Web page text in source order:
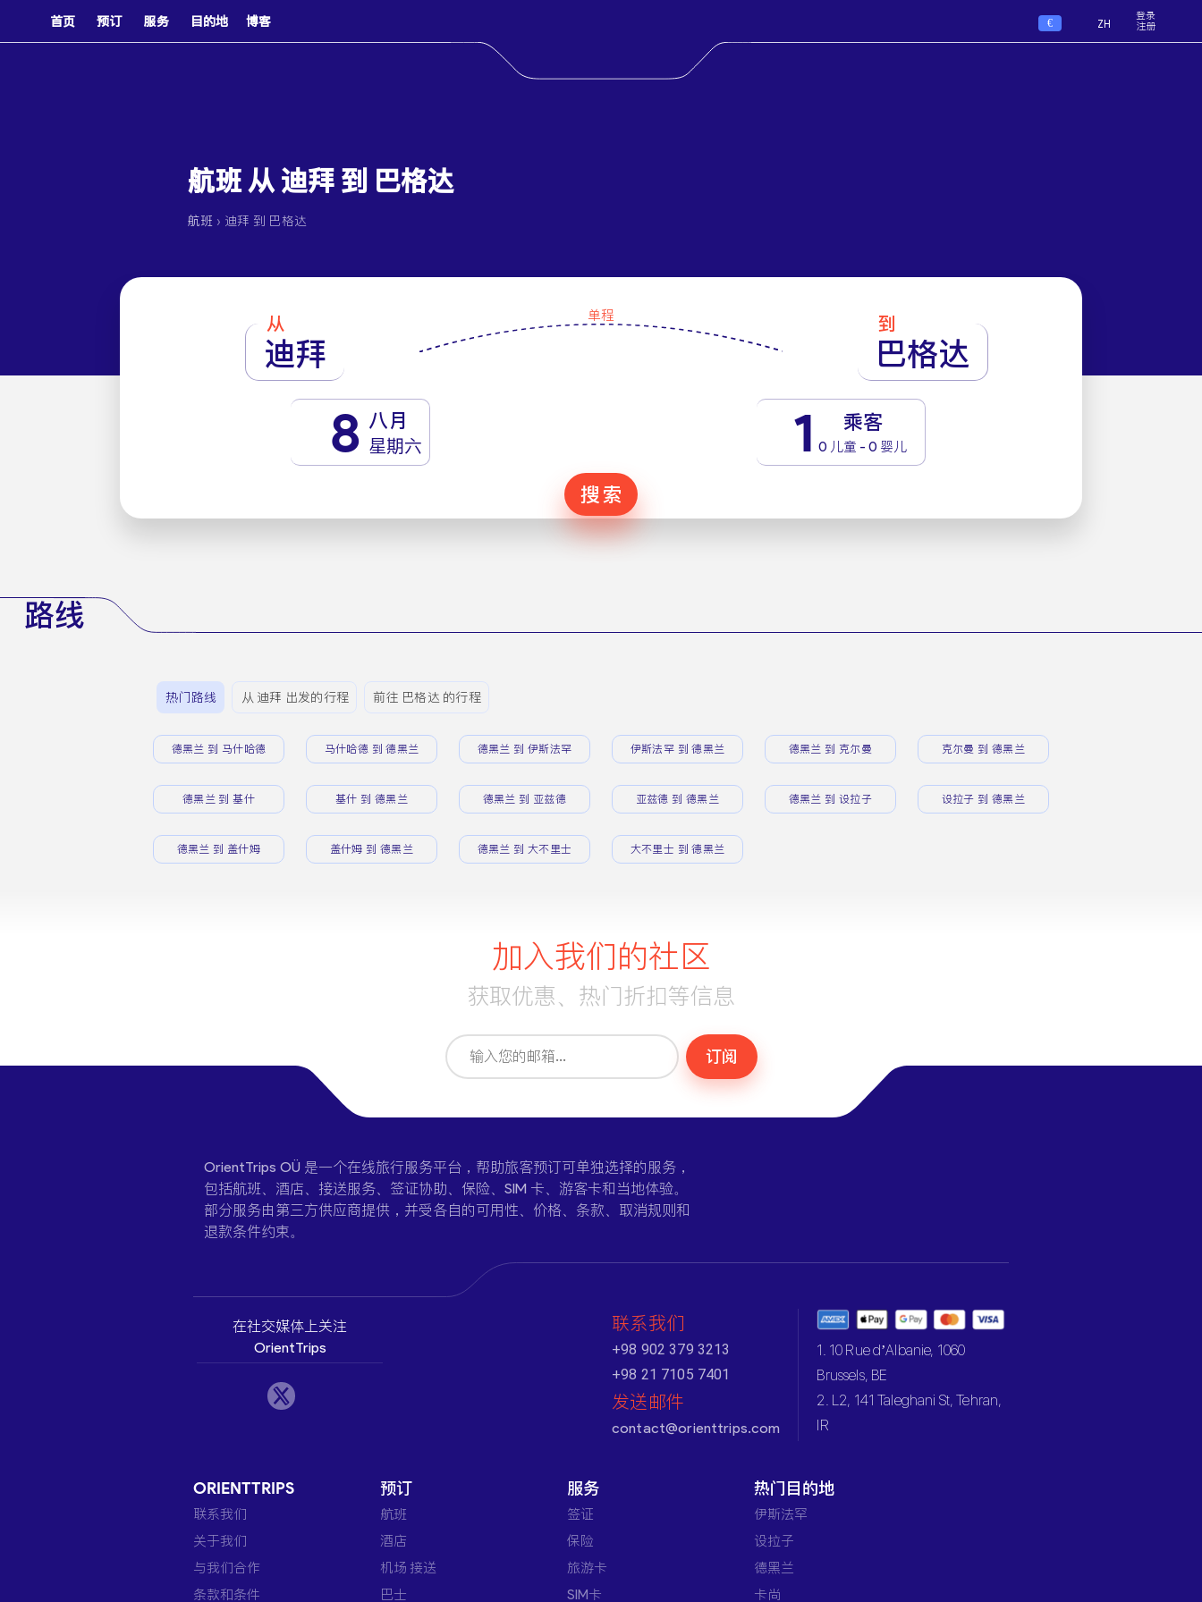
首页 预订 服务 目的地 博客 € ZH
登录
注册
航班 从 迪拜 到 巴格达
航班 › 迪拜 到 巴格达
从
迪拜
单程 到
巴格达
8 八月
星期六 1 乘客
0 儿童 - 0 婴儿
搜索
路线
热门路线 从 迪拜 出发的行程 前往 巴格达 的行程
德黑兰 到 马什哈德 马什哈德 到 德黑兰 德黑兰 到 伊斯法罕 伊斯法罕 到 德黑兰 德黑兰 到 克尔曼 克尔曼 到 德黑兰
德黑兰 到 基什 基什 到 德黑兰 德黑兰 到 亚兹德 亚兹德 到 德黑兰 德黑兰 到 设拉子 设拉子 到 德黑兰
德黑兰 到 盖什姆 盖什姆 到 德黑兰 德黑兰 到 大不里士 大不里士 到 德黑兰
加入我们的社区
获取优惠、热门折扣等信息
订阅
OrientTrips OÜ 是一个在线旅行服务平台，帮助旅客预订可单独选择的服务，
包括航班、酒店、接送服务、签证协助、保险、SIM 卡、游客卡和当地体验。
部分服务由第三方供应商提供，并受各自的可用性、价格、条款、取消规则和
退款条件约束。
在社交媒体上关注
OrientTrips
联系我们
+98 902 379 3213
+98 21 7105 7401
发送邮件
contact@orienttrips.com
1. 10 Rue d’Albanie, 1060
Brussels, BE
2. L2, 141 Taleghani St, Tehran,
IR
ORIENTTRIPS
联系我们
关于我们
与我们合作
条款和条件
预订
航班
酒店
机场 接送
巴士
服务
签证
保险
旅游卡
SIM卡
热门目的地
伊斯法罕
设拉子
德黑兰
卡尚